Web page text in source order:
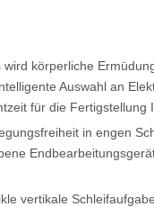
körperliche
Auswahl an
für die Fertigstellung
in engen
vertikale